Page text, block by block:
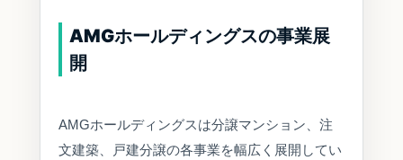
AMGホールディングスの事業展
開
AMGホールディングスは分譲マンション、注
文建築、戸建分譲の各事業を幅広く展開してい